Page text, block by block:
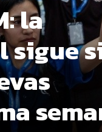
la
sigue